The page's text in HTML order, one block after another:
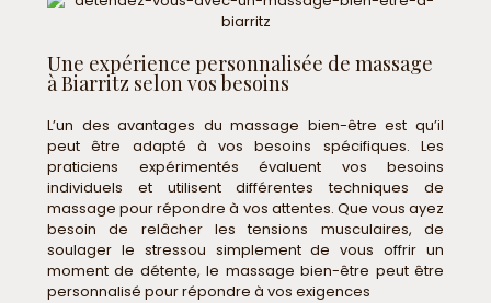
Une expérience personnalisée de massage
à Biarritz selon vos besoins
L’un des avantages du massage bien-être est qu’il
peut être adapté à vos besoins spécifiques. Les
praticiens expérimentés évaluent vos besoins
individuels et utilisent différentes techniques de
massage pour répondre à vos attentes. Que vous ayez
besoin de relâcher les tensions musculaires, de
soulager le stressou simplement de vous offrir un
moment de détente, le massage bien-être peut être
personnalisé pour répondre à vos exigences